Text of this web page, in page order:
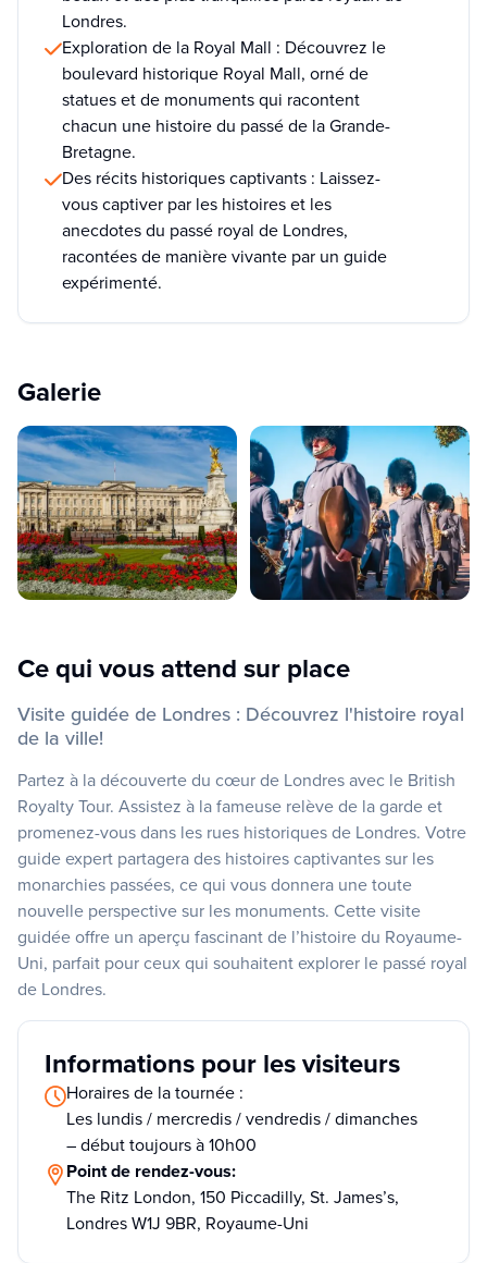
Londres.
Exploration de la Royal Mall : Découvrez le
boulevard historique Royal Mall, orné de
statues et de monuments qui racontent
chacun une histoire du passé de la Grande-
Bretagne.
Des récits historiques captivants : Laissez-
vous captiver par les histoires et les
anecdotes du passé royal de Londres,
racontées de manière vivante par un guide
expérimenté.
Galerie
Ce qui vous attend sur place
Visite guidée de Londres : Découvrez l'histoire royal
de la ville!
Partez à la découverte du cœur de Londres avec le British
Royalty Tour. Assistez à la fameuse relève de la garde et
promenez-vous dans les rues historiques de Londres. Votre
guide expert partagera des histoires captivantes sur les
monarchies passées, ce qui vous donnera une toute
nouvelle perspective sur les monuments. Cette visite
guidée offre un aperçu fascinant de l’histoire du Royaume-
Uni, parfait pour ceux qui souhaitent explorer le passé royal
de Londres.
Informations pour les visiteurs
Horaires de la tournée :
Les lundis / mercredis / vendredis / dimanches
– début toujours à 10h00
Point de rendez-vous:
The Ritz London, 150 Piccadilly, St. James’s,
Londres W1J 9BR, Royaume-Uni